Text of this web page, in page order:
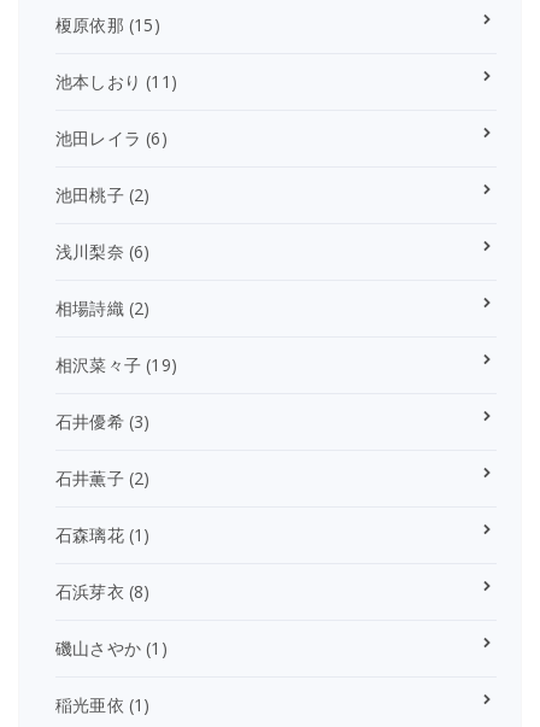
榎原依那 (15)
池本しおり (11)
池田レイラ (6)
池田桃子(2)
浅川梨奈 (6)
相場詩織(2)
相沢菜々子 (19)
石井優希(3)
石井薫子(2)
石森璃花(1)
石浜芽衣 (8)
磯山さやか (1)
稲光亜依 (1)